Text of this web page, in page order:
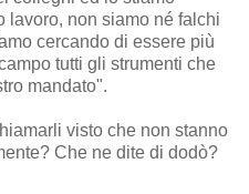
lavoro, non siamo né falchi
cercando di essere più
tutti gli strumenti che
mandato".
visto che non stanno
Che ne dite di dodò?